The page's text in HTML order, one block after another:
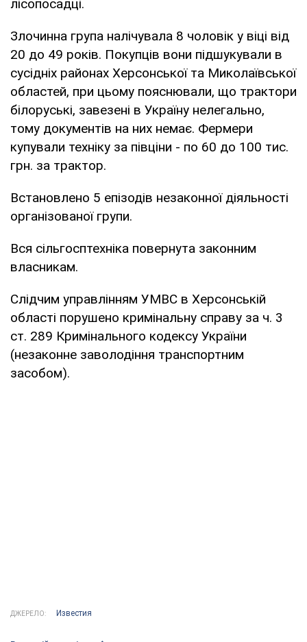
лісопосадці.
Злочинна група налічувала 8 чоловік у віці від
20 до 49 років. Покупців вони підшукували в
сусідніх районах Херсонської та Миколаївської
областей, при цьому пояснювали, що трактори
білоруські, завезені в Україну нелегально,
тому документів на них немає. Фермери
купували техніку за півціни - по 60 до 100 тис.
грн. за трактор.
Встановлено 5 епізодів незаконної діяльності
організованої групи.
Вся сільгосптехніка повернута законним
власникам.
Слідчим управлінням УМВС в Херсонській
області порушено кримінальну справу за ч. 3
ст. 289 Кримінального кодексу України
(незаконне заволодіння транспортним
засобом).
ДЖЕРЕЛО: Известия